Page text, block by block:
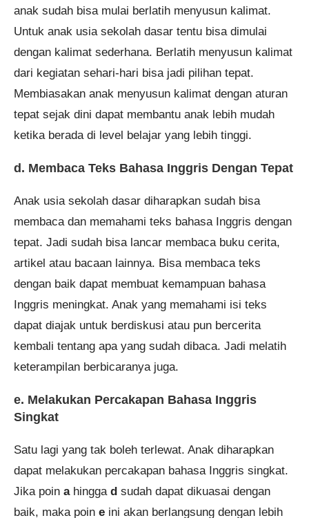
anak sudah bisa mulai berlatih menyusun kalimat.
Untuk anak usia sekolah dasar tentu bisa dimulai
dengan kalimat sederhana. Berlatih menyusun kalimat
dari kegiatan sehari-hari bisa jadi pilihan tepat.
Membiasakan anak menyusun kalimat dengan aturan
tepat sejak dini dapat membantu anak lebih mudah
ketika berada di level belajar yang lebih tinggi.
d. Membaca Teks Bahasa Inggris Dengan Tepat
Anak usia sekolah dasar diharapkan sudah bisa
membaca dan memahami teks bahasa Inggris dengan
tepat. Jadi sudah bisa lancar membaca buku cerita,
artikel atau bacaan lainnya. Bisa membaca teks
dengan baik dapat membuat kemampuan bahasa
Inggris meningkat. Anak yang memahami isi teks
dapat diajak untuk berdiskusi atau pun bercerita
kembali tentang apa yang sudah dibaca. Jadi melatih
keterampilan berbicaranya juga.
e. Melakukan Percakapan Bahasa Inggris
Singkat
Satu lagi yang tak boleh terlewat. Anak diharapkan
dapat melakukan percakapan bahasa Inggris singkat.
Jika poin ahingga d sudah dapat dikuasai dengan
baik, maka poin e ini akan berlangsung dengan lebih